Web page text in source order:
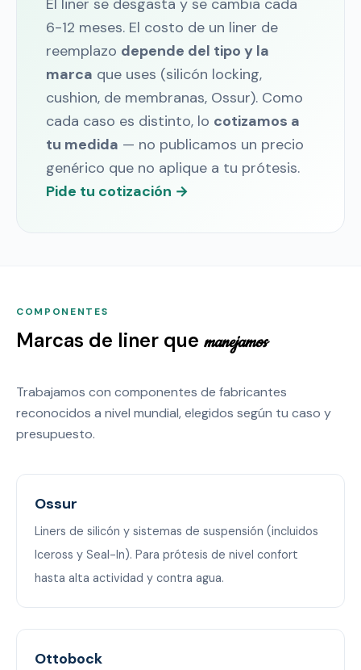
El liner se desgasta y se cambia cada
6-12 meses. El costo de un liner de
reemplazo depende del tipo y la
marca que uses (silicón locking,
cushion, de membranas, Ossur). Como
cada caso es distinto, lo cotizamos a
tu medida — no publicamos un precio
genérico que no aplique a tu prótesis.
Pide tu cotización →
COMPONENTES
Marcas de liner que manejamos
Trabajamos con componentes de fabricantes
reconocidos a nivel mundial, elegidos según tu caso y
presupuesto.
Ossur
Liners de silicón y sistemas de suspensión (incluidos
Iceross y Seal-In). Para prótesis de nivel confort
hasta alta actividad y contra agua.
Ottobock